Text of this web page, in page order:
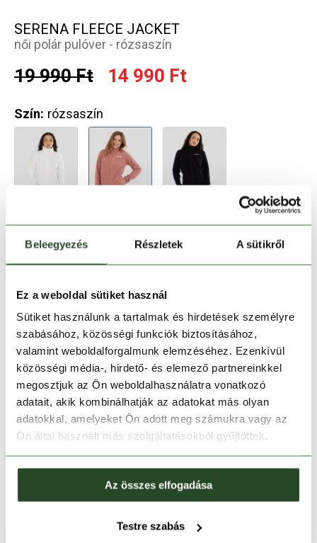
Beleegyezés Részletek A sütikről
Ez a weboldal sütiket használ
Sütiket használunk a tartalmak és hirdetések személyre
szabásához, közösségi funkciók biztosításához,
valamint weboldalforgalmunk elemzéséhez. Ezenkívül
közösségi média-, hirdető- és elemező partnereinkkel
megosztjuk az Ön weboldalhasználatra vonatkozó
adatait, akik kombinálhatják az adatokat más olyan
adatokkal, amelyeket Ön adott meg számukra vagy az
Ön által használt más szolgáltatásokból gyűjtöttek.
Az összes elfogadása
Testre szabás
SERENA FLEECE JACKET
női polár pulóver - rózsaszín
19 990 Ft 14 990 Ft
Szín: rózsaszín
Méret:
XS S M L XL
Kosárba teszem
Melyik üzletben elérhető|Foglalás
1-2 munkanapos szállítás